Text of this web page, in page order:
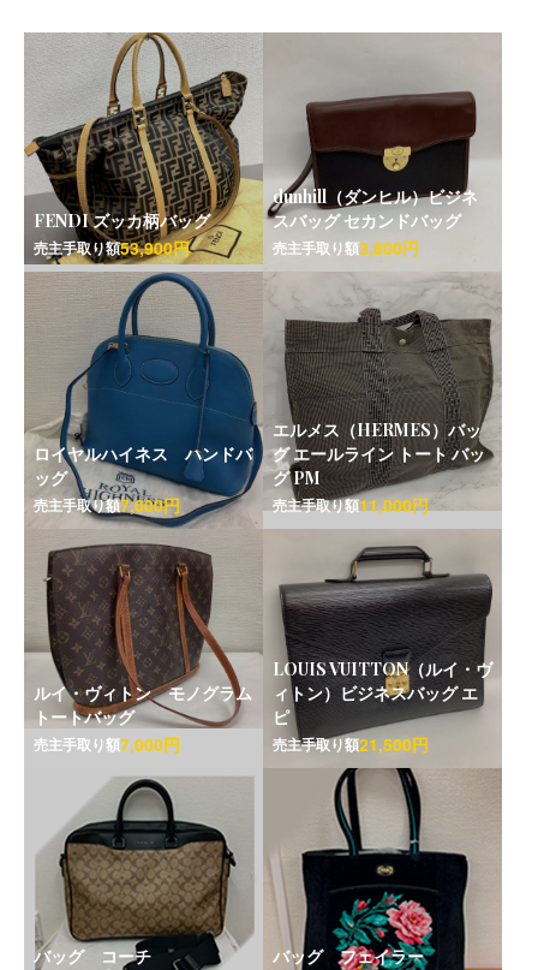
FENDI ズッカ柄バッグ
売主手取り額53,900円
dunhill（ダンヒル）ビジネ
スバッグ セカンドバッグ
売主手取り額3,800円
ロイヤルハイネス ハンドバ
ッグ
売主手取り額7,000円
エルメス（HERMES）バッ
グ エールライン トート バッ
グ PM
売主手取り額11,000円
ルイ・ヴィトン モノグラム
トートバッグ
売主手取り額7,000円
LOUIS VUITTON（ルイ・ヴ
ィトン）ビジネスバッグ エ
ピ
売主手取り額21,500円
バッグ コーチ バッグ フェイラー